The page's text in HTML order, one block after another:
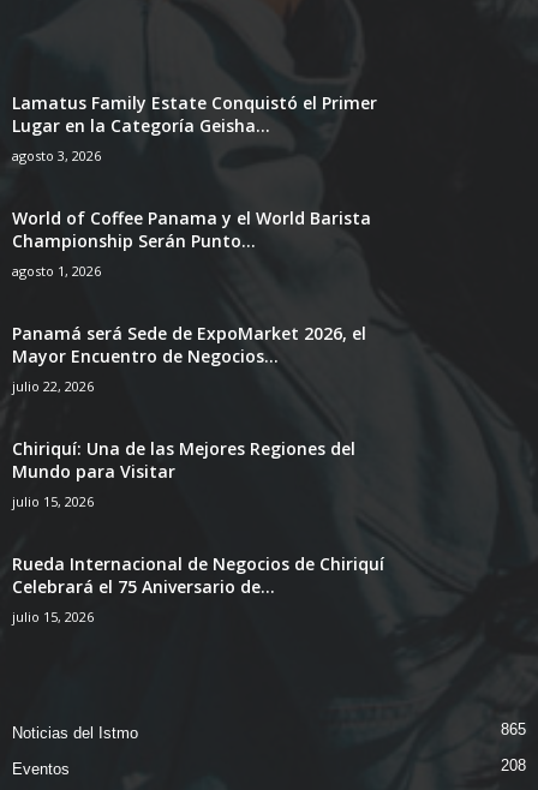
Lamatus Family Estate Conquistó el Primer
Lugar en la Categoría Geisha...
agosto 3, 2026
World of Coffee Panama y el World Barista
Championship Serán Punto...
agosto 1, 2026
Panamá será Sede de ExpoMarket 2026, el
Mayor Encuentro de Negocios...
julio 22, 2026
Chiriquí: Una de las Mejores Regiones del
Mundo para Visitar
julio 15, 2026
Rueda Internacional de Negocios de Chiriquí
Celebrará el 75 Aniversario de...
julio 15, 2026
Noticias del Istmo 865
Eventos 208